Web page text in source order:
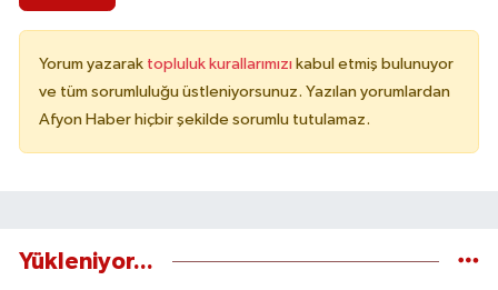
Yorum yazarak topluluk kurallarımızı kabul etmiş bulunuyor
ve tüm sorumluluğu üstleniyorsunuz. Yazılan yorumlardan
Afyon Haber hiçbir şekilde sorumlu tutulamaz.
Yükleniyor...